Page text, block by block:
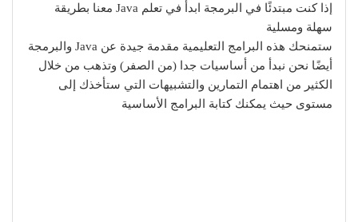
إذا كنت مبتدئًا في البرمجة ابدأ في تعلم Java معنا بطريقة
سهلة ومسلية
ستمنحك هذه البرامج التعليمية مقدمة جيدة عن Java والبرمجة
أيضًا نحن نبدأ من أساسيات جدا (من الصفر) وتذهب من خلال
الكثير من اهتمام التمارين والتشبيهات التي ستأخذك إلى
مستوى حيث يمكنك كتابة البرامج الأساسية